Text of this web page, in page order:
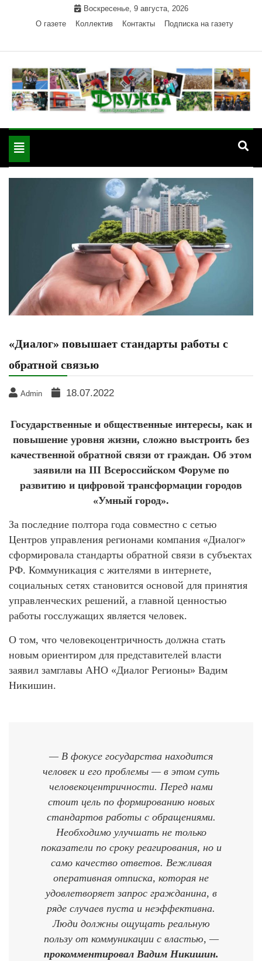
Воскресенье, 9 августа, 2026
О газете
Коллектив Контакты Подписка на газету
"Дружба" — газета
района РА
Красногвардейского района Республики Адыгея
Toggle
navigation
«Диалог» повышает стандарты работы с
обратной связью
Admin 18.07.2022
Государственные и общественные интересы, как и
повышение уровня жизни, сложно выстроить без
качественной обратной связи от граждан. Об этом
заявили на III Всероссийском Форуме по
развитию и цифровой трансформации городов
«Умный город».
За последние полтора года совместно с сетью
Центров управления регионами компания «Диалог»
сформировала стандарты обратной связи в субъектах
РФ. Коммуникация с жителями в интернете,
социальных сетях становится основой для принятия
управленческих решений, а главной ценностью
работы госслужащих является человек.
О том, что человекоцентричность должна стать
новым ориентиром для представителей власти
заявил замглавы АНО «Диалог Регионы» Вадим
Никишин.
— В фокусе государства находится
человек и его проблемы — в этом суть
человекоцентричности. Перед нами
стоит цель по формированию новых
стандартов работы с обращениями.
Необходимо улучшать не только
показатели по сроку реагирования, но и
само качество ответов. Вежливая
оперативная отписка, которая не
удовлетворяет запрос гражданина, в
ряде случаев пуста и неэффективна.
Люди должны ощущать реальную
пользу от коммуникации с властью, —
прокомментировал Вадим Никишин.